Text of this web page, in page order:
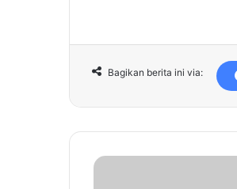
Bagikan berita ini via:
B